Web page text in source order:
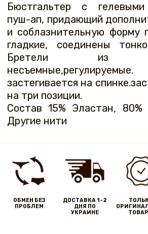
Бюстгальтер с
пуш-ап, придающий
и соблазнительную форму
гладкие, соединены
Бретели из
застегивается на
на три позиции.
Состав 15% Эластан,
Другие нити
ОБМЕН БЕЗ
ПРОБЛЕМ
ДОСТАВКА 1-2
ДНЯ ПО
УКРАИНЕ